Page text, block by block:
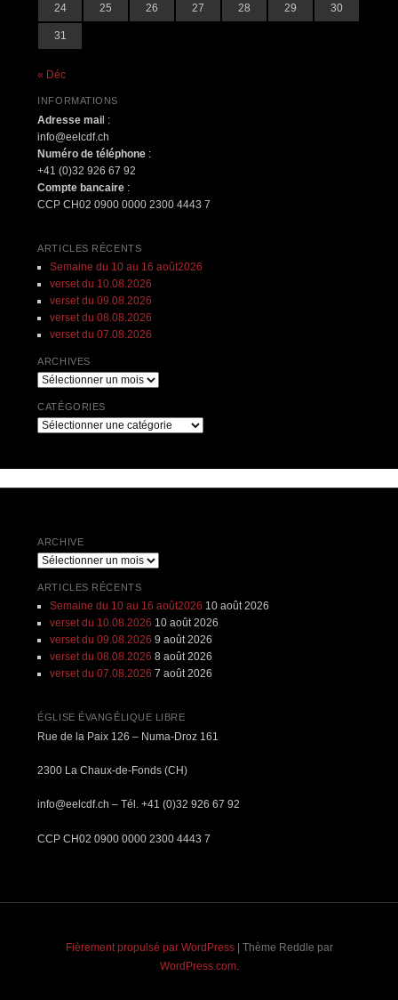
24 25 26 27 28 29 30
31
« Déc
INFORMATIONS
Adresse mail :
info@eelcdf.ch
Numéro de téléphone :
+41 (0)32 926 67 92
Compte bancaire :
CCP CH02 0900 0000 2300 4443 7
ARTICLES RÉCENTS
Semaine du 10 au 16 août2026
verset du 10.08.2026
verset du 09.08.2026
verset du 08.08.2026
verset du 07.08.2026
ARCHIVES
Archives
CATÉGORIES
Catégories
ARCHIVE
Archive
ARTICLES RÉCENTS
Semaine du 10 au 16 août2026 10 août 2026
verset du 10.08.2026 10 août 2026
verset du 09.08.2026 9 août 2026
verset du 08.08.2026 8 août 2026
verset du 07.08.2026 7 août 2026
ÉGLISE ÉVANGÉLIQUE LIBRE
Rue de la Paix 126 – Numa-Droz 161
2300 La Chaux-de-Fonds (CH)
info@eelcdf.ch – Tél. +41 (0)32 926 67 92
CCP CH02 0900 0000 2300 4443 7
Fièrement propulsé par WordPress
Thème Reddle par
WordPress.com.